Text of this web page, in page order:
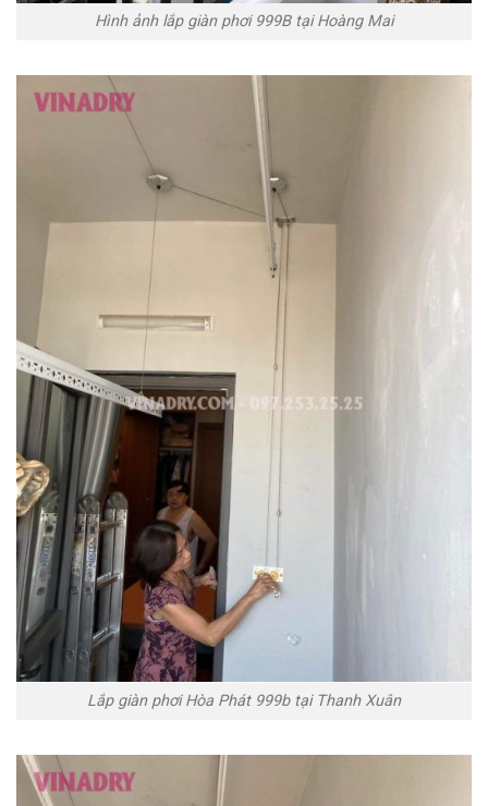
Hình ảnh lắp giàn phơi 999B tại Hoàng Mai
Lắp giàn phơi Hòa Phát 999b tại Thanh Xuân